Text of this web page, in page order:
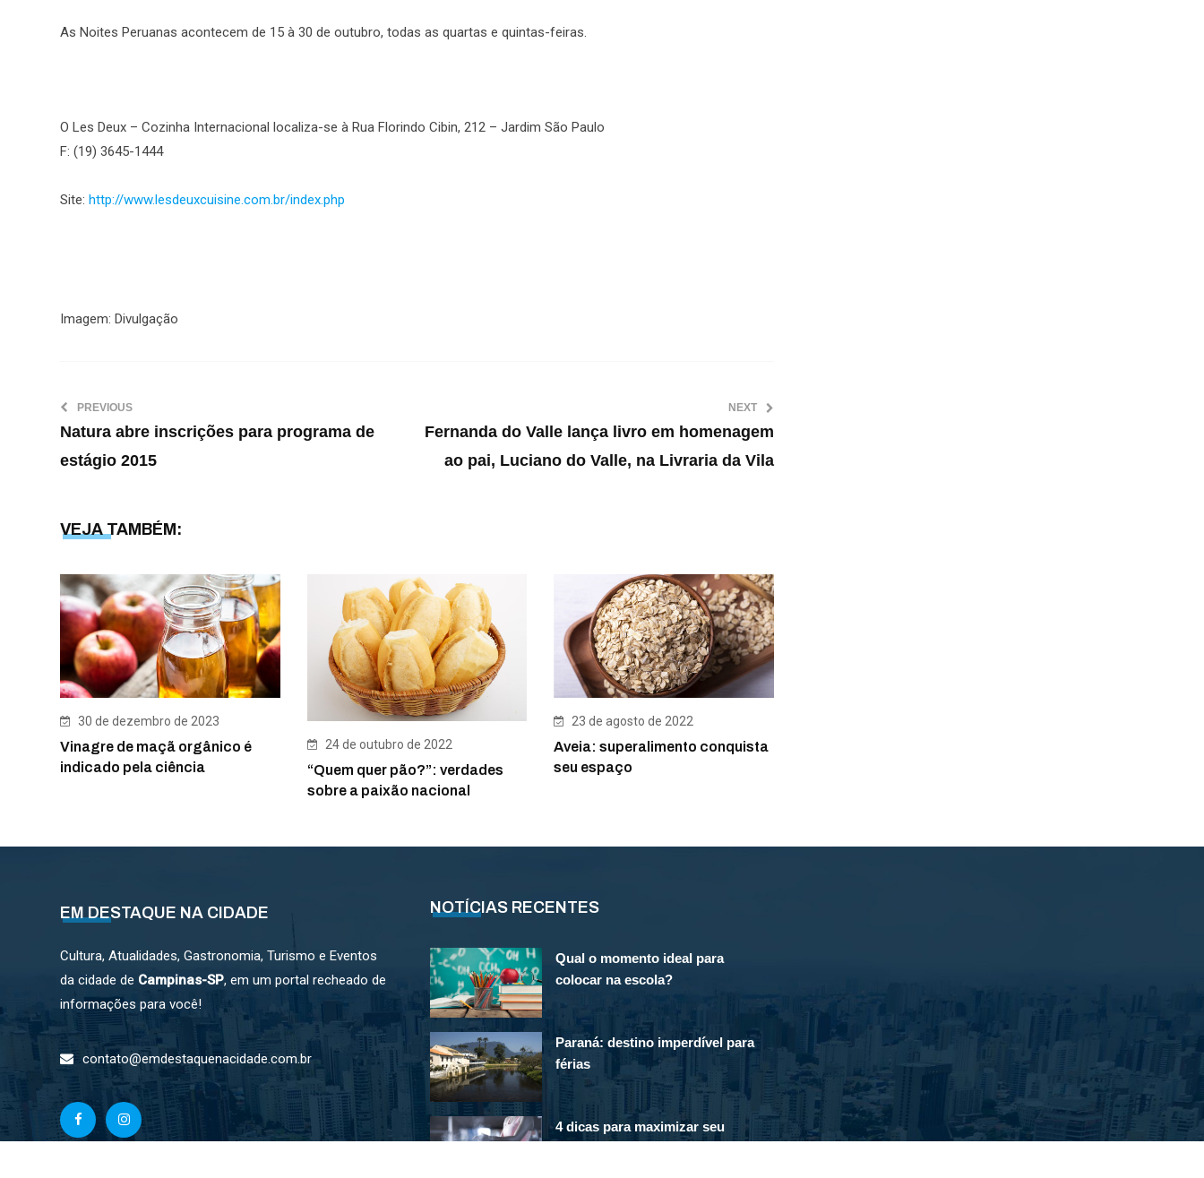
As Noites Peruanas acontecem de 15 à 30 de outubro, todas as quartas e quintas-feiras.
O Les Deux – Cozinha Internacional localiza-se à Rua Florindo Cibin, 212 – Jardim São Paulo
F: (19) 3645-1444
Site: http://www.lesdeuxcuisine.com.br/index.php
Imagem: Divulgação
PREVIOUS
Natura abre inscrições para programa de
NEXT
Fernanda do Valle lança livro em homenagem
ao pai, Luciano do Valle, na Livraria da Vila
VEJA TAMBÉM:
30 de dezembro de 2023
Vinagre de maçã orgânico é
indicado pela ciência
24 de outubro de 2022
“Quem quer pão?”: verdades
sobre a paixão nacional
23 de agosto de 2022
Aveia: superalimento conquista
seu espaço
EM DESTAQUE NA CIDADE
Cultura, Atualidades, Gastronomia, Turismo e Eventos
da cidade de Campinas-SP, em um portal recheado de
informações para você!
contato@emdestaquenacidade.com.br
NOTÍCIAS RECENTES
Qual o momento ideal para
colocar na escola?
Paraná: destino imperdível para
férias
4 dicas para maximizar seu